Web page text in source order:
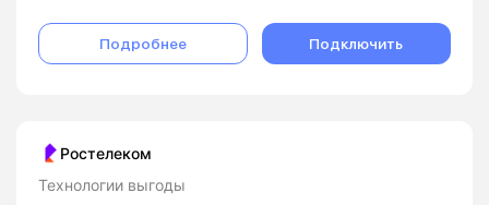
Подробнее Подключить
Ростелеком
Технологии выгоды